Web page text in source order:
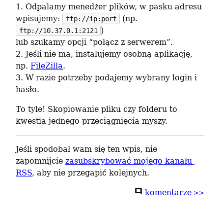
1. Odpalamy menedżer plików, w pasku adresu
wpisujemy:
ftp://ip:port
ftp://10.37.0.1:2121 )
lub szukamy opcji “połącz z serwerem”.
2. Jeśli nie ma, instalujemy osobną aplikację,
np. FileZilla.
3. W razie potrzeby podajemy wybrany login i
hasło.
To tyle! Skopiowanie pliku czy folderu to
kwestia jednego przeciągnięcia myszy.
Jeśli spodobał wam się ten wpis, nie
zapomnijcie zasubskrybować mojego kanału
RSS, aby nie przegapić kolejnych.